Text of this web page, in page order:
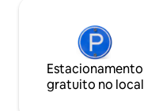
Estacionamento
gratuito no local